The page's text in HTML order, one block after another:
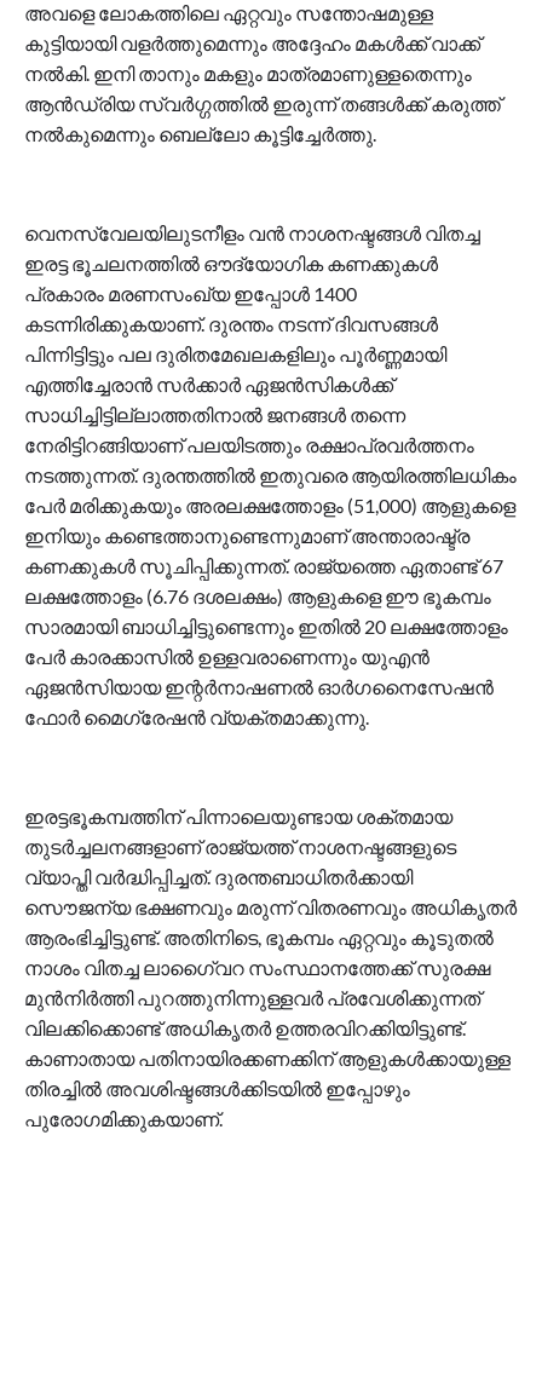
അവളെ ലോകത്തിലെ ഏറ്റവും സന്തോഷമുള്ള
കുട്ടിയായി വളര്‍ത്തുമെന്നും അദ്ദേഹം മകള്‍ക്ക് വാക്ക്
നല്‍കി. ഇനി താനും മകളും മാത്രമാണുള്ളതെന്നും
ആന്‍ഡ്രിയ സ്വര്‍ഗ്ഗത്തില്‍ ഇരുന്ന് തങ്ങള്‍ക്ക് കരുത്ത്
നല്‍കുമെന്നും ബെല്ലോ കൂട്ടിച്ചേര്‍ത്തു.
വെനസ്വേലയിലുടനീളം വന്‍ നാശനഷ്ടങ്ങള്‍ വിതച്ച
ഇരട്ട ഭൂചലനത്തില്‍ ഔദ്യോഗിക കണക്കുകള്‍
പ്രകാരം മരണസംഖ്യ ഇപ്പോള്‍ 1400
കടന്നിരിക്കുകയാണ്. ദുരന്തം നടന്ന് ദിവസങ്ങള്‍
പിന്നിട്ടിട്ടും പല ദുരിതമേഖലകളിലും പൂര്‍ണ്ണമായി
എത്തിച്ചേരാന്‍ സര്‍ക്കാര്‍ ഏജന്‍സികള്‍ക്ക്
സാധിച്ചിട്ടില്ലാത്തതിനാല്‍ ജനങ്ങള്‍ തന്നെ
നേരിട്ടിറങ്ങിയാണ് പലയിടത്തും രക്ഷാപ്രവര്‍ത്തനം
നടത്തുന്നത്. ദുരന്തത്തില്‍ ഇതുവരെ ആയിരത്തിലധികം
പേര്‍ മരിക്കുകയും അരലക്ഷത്തോളം (51,000) ആളുകളെ
ഇനിയും കണ്ടെത്താനുണ്ടെന്നുമാണ് അന്താരാഷ്ട്ര
കണക്കുകള്‍ സൂചിപ്പിക്കുന്നത്. രാജ്യത്തെ ഏതാണ്ട് 67
ലക്ഷത്തോളം (6.76 ദശലക്ഷം) ആളുകളെ ഈ ഭൂകമ്പം
സാരമായി ബാധിച്ചിട്ടുണ്ടെന്നും ഇതില്‍ 20 ലക്ഷത്തോളം
പേര്‍ കാരക്കാസില്‍ ഉള്ളവരാണെന്നും യുഎന്‍
ഏജന്‍സിയായ ഇന്റര്‍നാഷണല്‍ ഓര്‍ഗനൈസേഷന്‍
ഫോര്‍ മൈഗ്രേഷന്‍ വ്യക്തമാക്കുന്നു.
ഇരട്ടഭൂകമ്പത്തിന് പിന്നാലെയുണ്ടായ ശക്തമായ
തുടര്‍ച്ചലനങ്ങളാണ് രാജ്യത്ത് നാശനഷ്ടങ്ങളുടെ
വ്യാപ്തി വര്‍ദ്ധിപ്പിച്ചത്. ദുരന്തബാധിതര്‍ക്കായി
സൌജന്യ ഭക്ഷണവും മരുന്ന് വിതരണവും അധികൃതര്‍
ആരംഭിച്ചിട്ടുണ്ട്. അതിനിടെ, ഭൂകമ്പം ഏറ്റവും കൂടുതല്‍
നാശം വിതച്ച ലാഗൈ്വറ സംസ്ഥാനത്തേക്ക് സുരക്ഷ
മുന്‍നിര്‍ത്തി പുറത്തുനിന്നുള്ളവര്‍ പ്രവേശിക്കുന്നത്
വിലക്കിക്കൊണ്ട് അധികൃതര്‍ ഉത്തരവിറക്കിയിട്ടുണ്ട്.
കാണാതായ പതിനായിരക്കണക്കിന് ആളുകള്‍ക്കായുള്ള
തിരച്ചില്‍ അവശിഷ്ടങ്ങള്‍ക്കിടയില്‍ ഇപ്പോഴും
പുരോഗമിക്കുകയാണ്.